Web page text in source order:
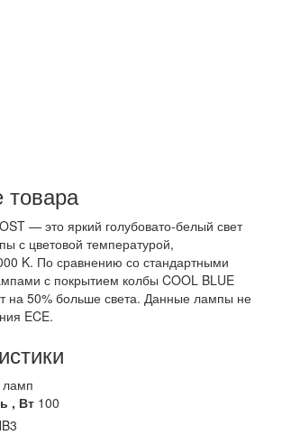
— это яркий голубовато-белый свет
с цветовой температурой,
K. По сравнению со стандартными
с покрытием колбы COOL BLUE
на 50% больше света. Данные лампы не
ECE.
ламп
, Вт 100